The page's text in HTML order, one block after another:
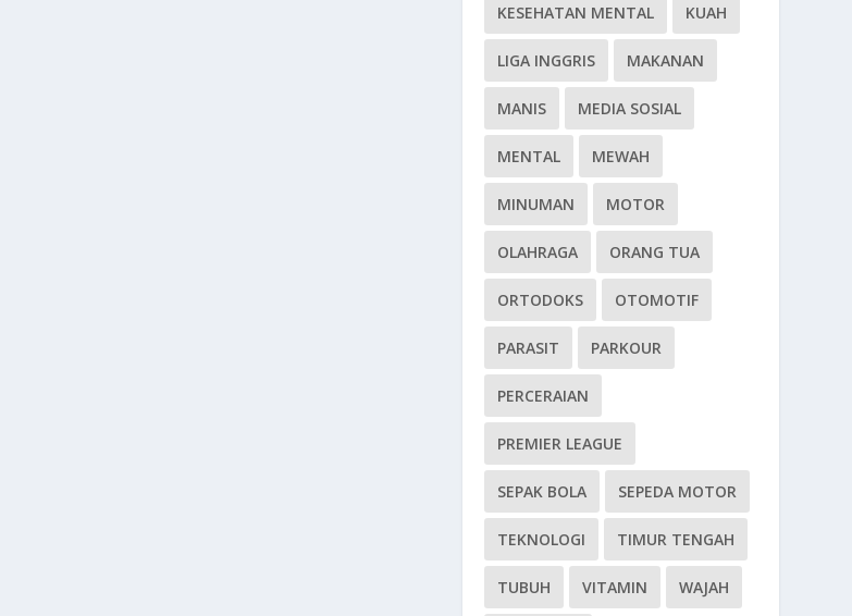
KESEHATAN MENTAL KUAH
LIGA INGGRIS MAKANAN
MANIS MEDIA SOSIAL
MENTAL MEWAH
MINUMAN MOTOR
OLAHRAGA ORANG TUA
ORTODOKS OTOMOTIF
PARASIT PARKOUR
PERCERAIAN
PREMIER LEAGUE
SEPAK BOLA SEPEDA MOTOR
TEKNOLOGI TIMUR TENGAH
TUBUH VITAMIN WAJAH